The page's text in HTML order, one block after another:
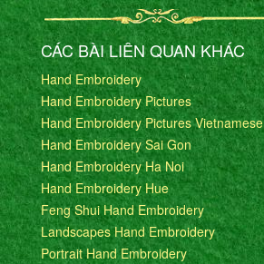
CÁC BÀI LIÊN QUAN KHÁC
Hand Embroidery
Hand Embroidery Pictures
Hand Embroidery Pictures Vietnamese
Hand Embroidery Sai Gon
Hand Embroidery Ha Noi
Hand Embroidery Hue
Feng Shui Hand Embroidery
Landscapes Hand Embroidery
Portrait Hand Embroidery